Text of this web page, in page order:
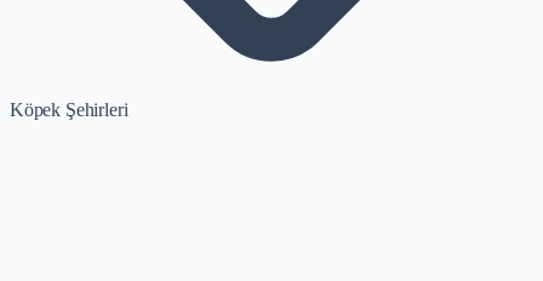
Köpek Şehirleri